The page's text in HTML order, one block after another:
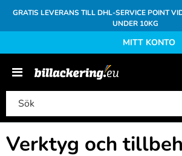
GRATIS LEVERANS TILL DHL-SERVICE POINT
UNDER 10KG
MITT KONTO
Verktyg och